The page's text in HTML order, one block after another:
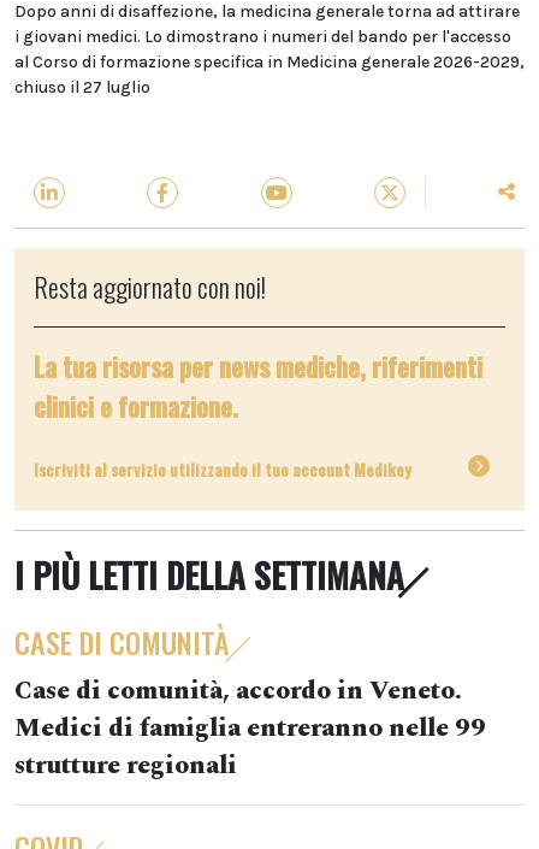
Dopo anni di disaffezione, la medicina generale torna ad attirare
i giovani medici. Lo dimostrano i numeri del bando per l'accesso
al Corso di formazione specifica in Medicina generale 2026-2029,
chiuso il 27 luglio
Resta aggiornato con noi!
La tua risorsa per news mediche, riferimenti
clinici e formazione.
Iscriviti al servizio utilizzando il tuo account Medikey
I PIÙ LETTI DELLA SETTIMANA
CASE DI COMUNITÀ
Case di comunità, accordo in Veneto.
Medici di famiglia entreranno nelle 99
strutture regionali